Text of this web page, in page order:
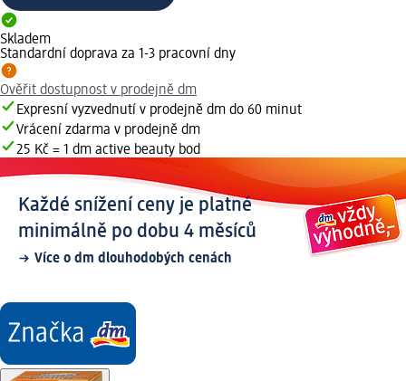
Skladem
Standardní doprava za 1-3 pracovní dny
Ověřit dostupnost v prodejně dm
Expresní vyzvednutí v prodejně dm do 60 minut
Vrácení zdarma v prodejně dm
25 Kč = 1 dm active beauty bod
Každé snížení ceny je platné
minimálně po dobu 4 měsíců
Více o dm dlouhodobých cenách